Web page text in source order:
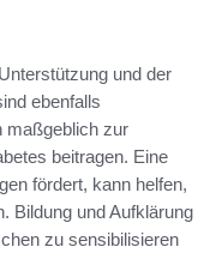
und der
ebenfalls
maßgeblich zur
beitragen. Eine
fördert, kann helfen,
Bildung und Aufklärung
zu sensibilisieren